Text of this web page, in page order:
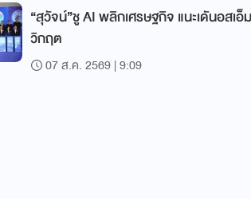
“สุวัจน์”ชู AI พลิกเศรษฐกิจ แนะเดันอสเอ็
วิกฤต
07 ส.ค. 2569 | 9:09